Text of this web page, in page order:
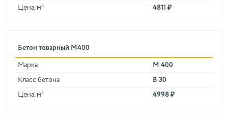
Цена, м³ 4811 ₽
Бетон товарный М400
Марка М 400
Класс бетона В 30
Цена, м³ 4998 ₽